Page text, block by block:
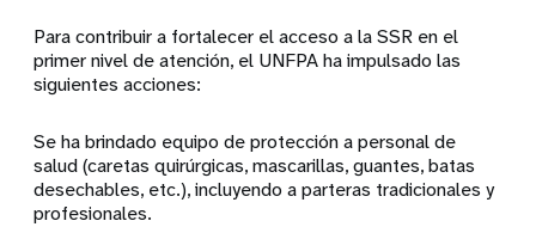
Para contribuir a fortalecer el acceso a la SSR en el
primer nivel de atención, el UNFPA ha impulsado las
siguientes acciones:
Se ha brindado equipo de protección a personal de
salud (caretas quirúrgicas, mascarillas, guantes, batas
desechables, etc.), incluyendo a parteras tradicionales y
profesionales.